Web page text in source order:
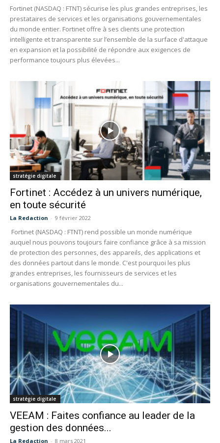
Fortinet (NASDAQ : FTNT) sécurise les plus grandes entreprises, les
prestataires de services et les organisations gouvernementales
du monde entier. Fortinet offre à ses clients une protection
intelligente et transparente sur l’ensemble de la surface d'attaque
en expansion et la possibilité de répondre aux exigences de
performance toujours plus élevées...
stratégie digitale
Fortinet : Accédez à un univers numérique,
en toute sécurité
La Redaction - 9 février 2022
Fortinet (NASDAQ : FTNT) rend possible un monde numérique
auquel nous pouvons toujours faire confiance grâce à sa mission
de protection des personnes, des appareils, des applications et
des données partout dans le monde. C'est pourquoi les plus
grandes entreprises, les fournisseurs de services et les
organisations gouvernementales du...
stratégie digitale
VEEAM : Faites confiance au leader de la
gestion des données...
La Redaction - 8 mars 2021